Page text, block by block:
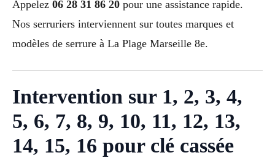
Appelez 06 28 31 86 20 pour une assistance rapide.
Nos serruriers interviennent sur toutes marques et
modèles de serrure à La Plage Marseille 8e.
Intervention sur 1, 2, 3, 4,
5, 6, 7, 8, 9, 10, 11, 12, 13,
14, 15, 16 pour clé cassée